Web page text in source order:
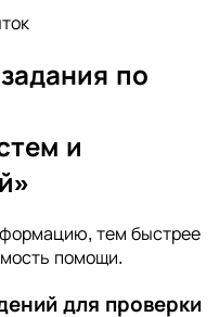
по
и
тем быстрее
помощи.
для проверки